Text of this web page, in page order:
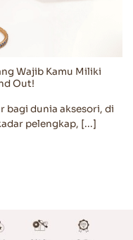
Wajib Kamu Miliki
Out!
bagi dunia aksesori, di
pelengkap, [...]